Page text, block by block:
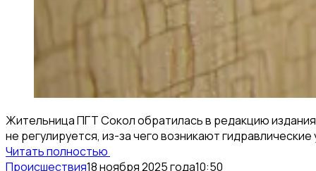
Жительница ПГТ Сокол обратилась в редакцию
не регулируется, из-за чего возникают гидравлические
Читать полностью
Происшествия18 ноября 2025 года10:50